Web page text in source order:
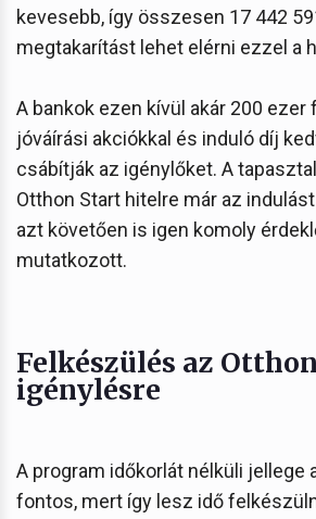
kevesebb, így összesen 17 442
megtakarítást lehet elérni ezzel a
A bankok ezen kívül akár 200 ezer
jóváírási akciókkal és induló díj
csábítják az igénylőket. A
Otthon Start hitelre már az
azt követően is igen komoly
mutatkozott.
Felkészülés az
igénylésre
A program időkorlát nélküli jellege
fontos, mert így lesz idő